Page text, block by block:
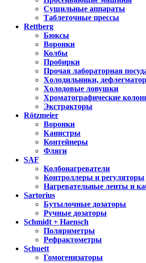
Сушильные аппараты
Таблеточные прессы
Rettberg
Бюксы
Воронки
Колбы
Пробирки
Прочая лабораторная
Холодильники,
Холодовые ловушки
Хроматографические
Экстракторы
Rötzmeier
Воронки
Канистры
Контейнеры
Фляги
SAF
Колбонагреватели
Контроллеры и регуляторы
Нагревательные ленты и
Sartorius
Бутылочные дозаторы
Ручные дозаторы
Schmidt + Haensch
Поляриметры
Рефрактометры
Schuett
Гомогенизаторы